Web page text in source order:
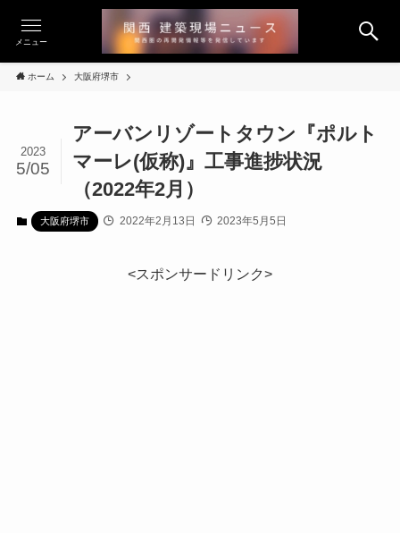
メニュー
ホーム 大阪府堺市
アーバンリゾートタウン『ポルト
マーレ(仮称)』工事進捗状況
（2022年2月）
2023
5/05
大阪府堺市 2022年2月13日 2023年5月5日
<スポンサードリンク>